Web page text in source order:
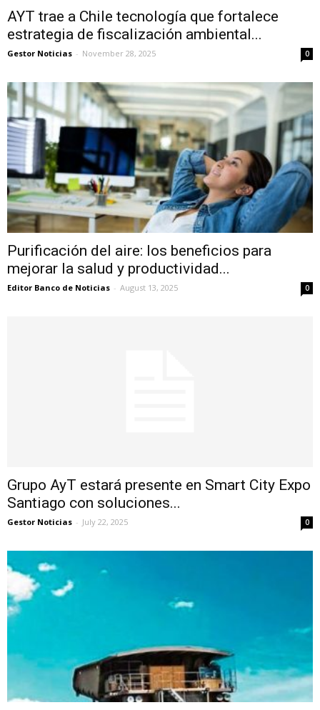
AYT trae a Chile tecnología que fortalece
estrategia de fiscalización ambiental...
Gestor Noticias - November 28, 2025 0
Purificación del aire: los beneficios para
mejorar la salud y productividad...
Editor Banco de Noticias - August 13, 2025 0
Grupo AyT estará presente en Smart City Expo
Santiago con soluciones...
Gestor Noticias - July 22, 2025 0